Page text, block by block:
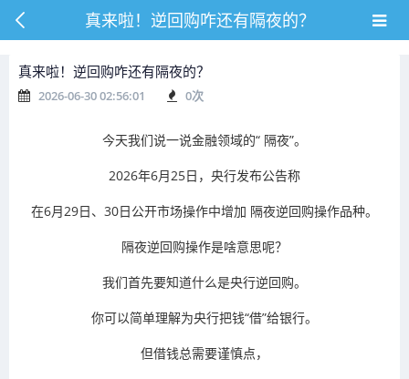
真来啦！逆回购咋还有隔夜的？
真来啦！逆回购咋还有隔夜的？
2026-06-30 02:56:01 0次
今天我们说一说金融领域的“ 隔夜”。
2026年6月25日，央行发布公告称
在6月29日、30日公开市场操作中增加 隔夜逆回购操作品种。
隔夜逆回购操作是啥意思呢？
我们首先要知道什么是央行逆回购。
你可以简单理解为央行把钱“借”给银行。
但借钱总需要谨慎点，